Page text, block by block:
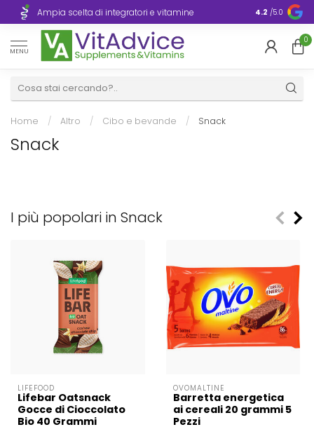
Ampia scelta di integratori e vitamine Consegna
Europa
4.2 /5.0
MENU
0
Home / Altro / Cibo e bevande / Snack
Snack
I più popolari in Snack
LIFEFOOD
Lifebar Oatsnack
Gocce di Cioccolato
Bio 40 Grammi
OVOMALTINE
Barretta energetica
ai cereali 20 grammi 5
Pezzi